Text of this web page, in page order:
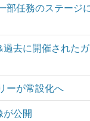
部任務のステージ
去に開催された
ーが常設化へ
が公開